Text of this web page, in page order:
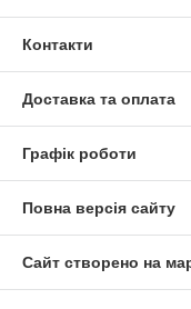
Контакти
Доставка та оплата
Графік роботи
Повна версія сайту
Сайт створено на